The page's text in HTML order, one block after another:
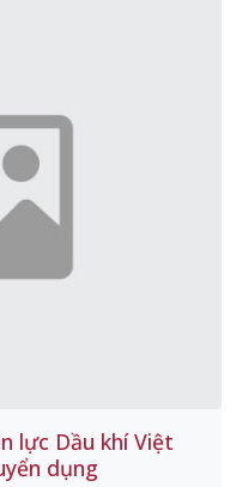
lực Dầu khí Việt
dụng